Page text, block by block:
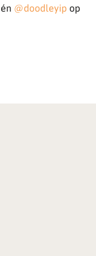
én @doodleyip op